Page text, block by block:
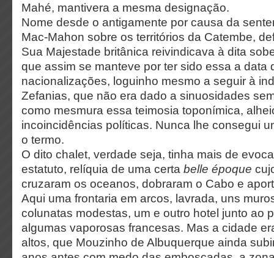
Mahé, mantivera a mesma designação.
Nome desde o antigamente por causa da
Mac-Mahon sobre os territórios da Catembe,
Sua Majestade britânica reivindicava à dita
que assim se manteve por ter sido essa a data
nacionalizações, loguinho mesmo a seguir à
Zefanias, que não era dado a sinuosidades
como mesmura essa teimosia toponímica,
incoincidências políticas. Nunca lhe consegui
o termo.
O dito chalet, verdade seja, tinha mais de
estatuto, relíquia de uma certa belle époque
cruzaram os oceanos, dobraram o Cabo e
Aqui uma frontaria em arcos, lavrada, uns
colunatas modestas, um e outro hotel junto ao
algumas vaporosas francesas. Mas a cidade
altos, que Mouzinho de Albuquerque ainda